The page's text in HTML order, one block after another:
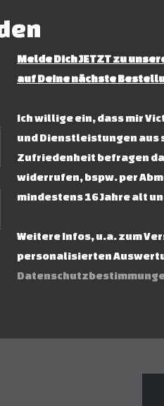
Melde Dich JETZT zu
auf Deine nächste
Ich willige ein, dass mir
und Dienstleistungen aus
Zufriedenheit befragen
widerrufen, bspw. per
mindestens 16 Jahre alt
Weitere Infos, u.a. zum
personalisierten